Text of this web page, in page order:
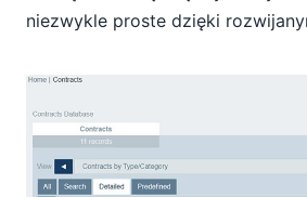
niezwykle proste dzięki